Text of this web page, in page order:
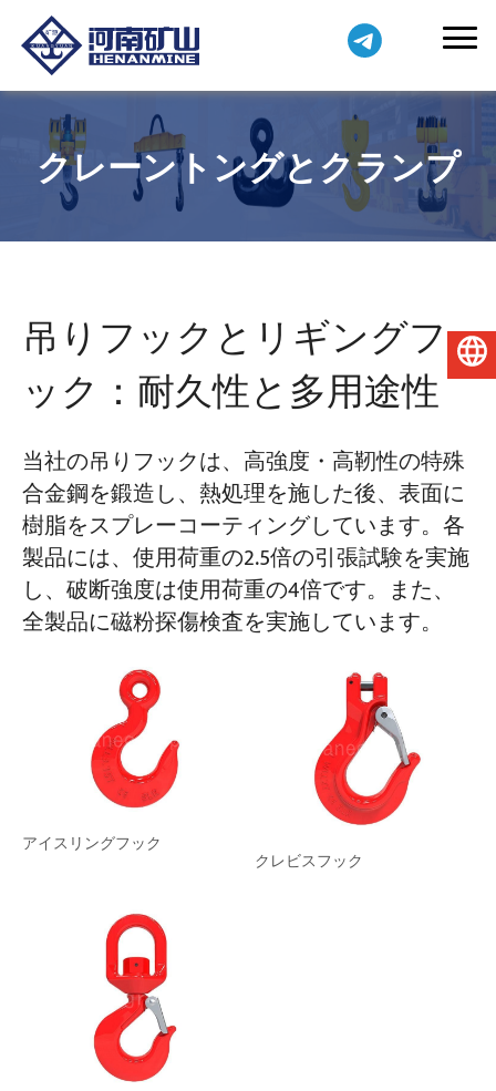
クレーントングとクランプ
吊りフックとリギングフ
ック：耐久性と多用途性
当社の吊りフックは、高強度・高靭性の特殊
合金鋼を鍛造し、熱処理を施した後、表面に
樹脂をスプレーコーティングしています。各
製品には、使用荷重の2.5倍の引張試験を実施
し、破断強度は使用荷重の4倍です。また、
全製品に磁粉探傷検査を実施しています。
アイスリングフック
クレビスフック
日本語